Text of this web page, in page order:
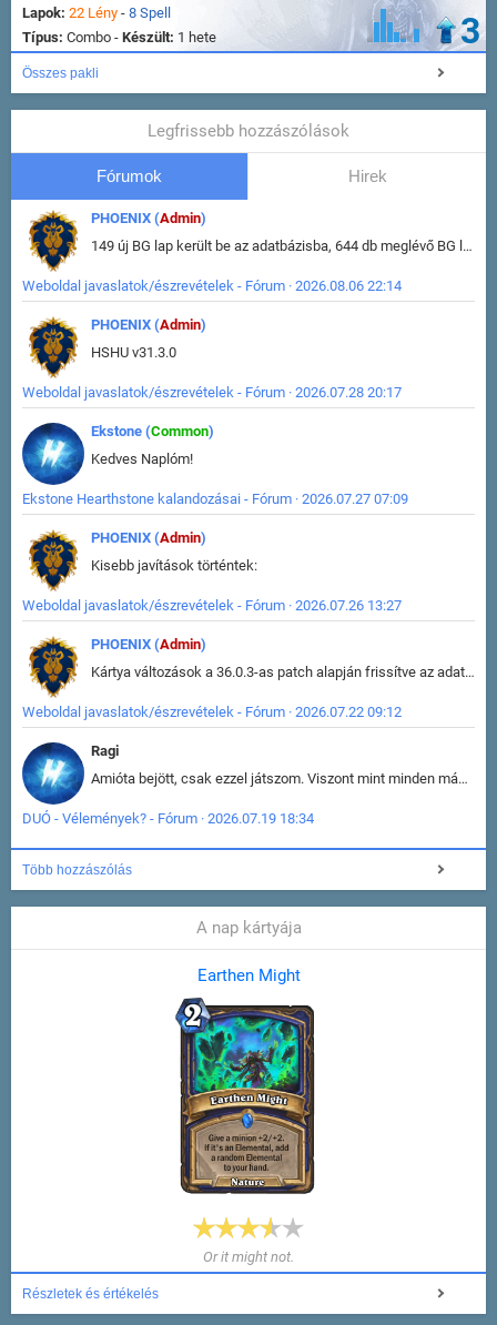
Lapok: 22 Lény - 8 Spell
Típus: Combo - Készült: 1 hete 3
Összes pakli
Legfrissebb hozzászólások
Fórumok Hirek
PHOENIX (Admin)
149 új BG lap került be az adatbázisba, 644 db meglévő BG lap módosult, bekerültek az új képek a megváltozott lapokhoz is.
Weboldal javaslatok/észrevételek - Fórum · 2026.08.06 22:14
PHOENIX (Admin)
HSHU v31.3.0
Weboldal javaslatok/észrevételek - Fórum · 2026.07.28 20:17
Ekstone (Common)
Kedves Naplóm!
Ekstone Hearthstone kalandozásai - Fórum · 2026.07.27 07:09
PHOENIX (Admin)
Kisebb javítások történtek:
Weboldal javaslatok/észrevételek - Fórum · 2026.07.26 13:27
PHOENIX (Admin)
Kártya változások a 36.0.3-as patch alapján frissítve az adatbázisban (képek is cserélve).
Weboldal javaslatok/észrevételek - Fórum · 2026.07.22 09:12
Ragi
Amióta bejött, csak ezzel játszom. Viszont mint minden más - akár az alapjáték is, ez is baromira összetett lett. Néha már pár kör után is esélytelen az egész. Vagy irreállisan túltápol valaki, vagy lelép a partner, vagy csak hülye mint a segg. És amikor eljönne az én időm, na akkor jön el mindenki másé is. Engem jobban érdekelne, hogy ki milyen ratingen szokott játszani. Na ez lenne egy érdekes adat.
DUÓ - Vélemények? - Fórum · 2026.07.19 18:34
Több hozzászólás
A nap kártyája
Earthen Might
Or it might not.
Részletek és értékelés